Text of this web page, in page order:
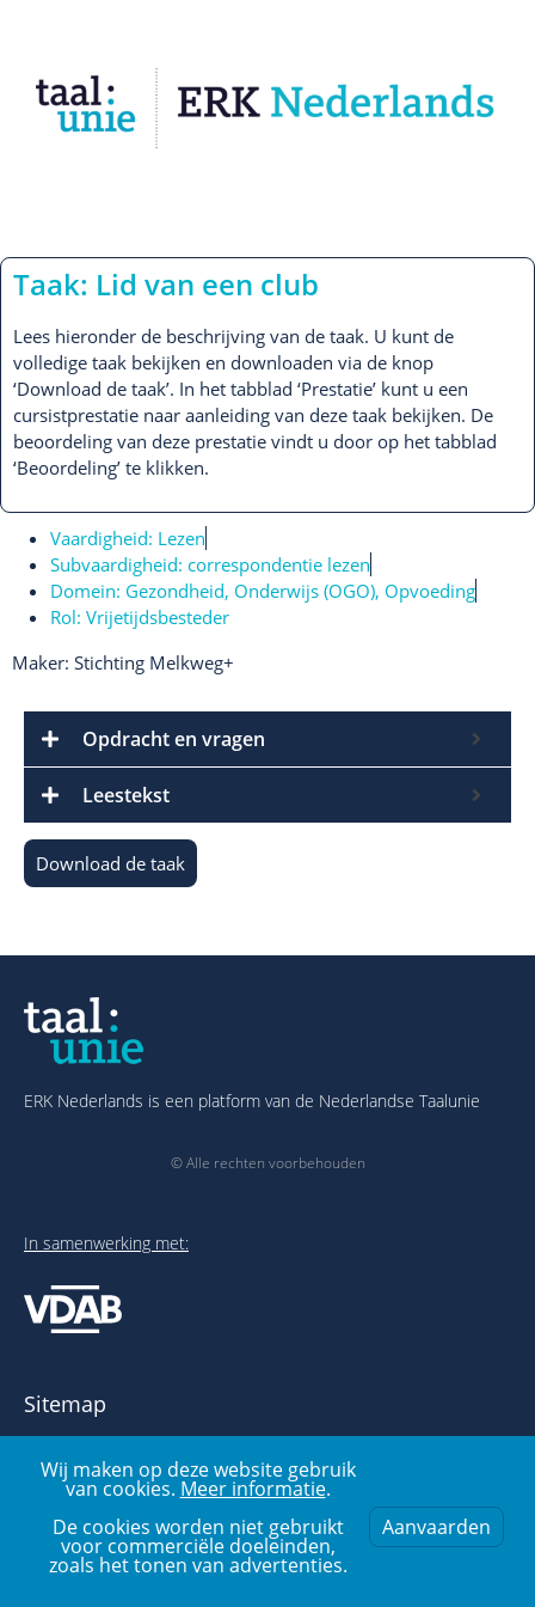
Taak: Lid van een club
Lees hieronder de beschrijving van de taak. U kunt de
volledige taak bekijken en downloaden via de knop
‘Download de taak’. In het tabblad ‘Prestatie’ kunt u een
cursistprestatie naar aanleiding van deze taak bekijken. De
beoordeling van deze prestatie vindt u door op het tabblad
‘Beoordeling’ te klikken.
Vaardigheid: Lezen
Subvaardigheid: correspondentie lezen
Domein: Gezondheid, Onderwijs (OGO), Opvoeding
Rol: Vrijetijdsbesteder
Maker: Stichting Melkweg+
Opdracht en vragen
Leestekst
Download de taak
ERK Nederlands is een platform van de Nederlandse Taalunie
© Alle rechten voorbehouden
In samenwerking met:
Sitemap
Publicaties en links
Voorbeelden- en oefenbank
Over deze website
Wij maken op deze website gebruik
van cookies. Meer informatie.
De cookies worden niet gebruikt
voor commerciële doeleinden,
zoals het tonen van advertenties.
Aanvaarden